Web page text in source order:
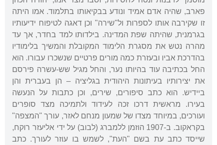
פארב, שהיה אדם אמיד ונודע בבקיאותו בתלמוד. אמו היתה
זו שקירבה אותו לספרות ול"שירה" וכן דאגה לטיפוח ידיעותיו
בגרמנית, שהיתה שפת המדינה. בילדותו למד בחדר, אך עד
מהרה נטש את מסגרת הלימוד המקובלת והמשיך בלימודיו
בהדרכת אביו ובעזרת כמה מורים פרטיים שנשכרו עבורו. הוא
החל בכתיבה עוד בהיותו נער, והחל מגיל שש-עשרה פירסם
את יצירותיו בעיתונות היהודית בגליציה – הן בעברית והן
ביידיש. הוא כתב סיפורים, שירים, וכן כתבות על הנעשה
בעירו. מראשית דרכו זכה לעידוד ולתמיכה מצד סופרים
ועורכים, במיוחד מצדו של שמעון מנחם לאזר, עורך "המצפה"
בקראקוב. ב-1907 הוזמן ללמברג (לבוב) על ידי אליעזר רוקח,
שייסד כתב עת בשם "העת", לשמש בו עוזר לעורך. כתב